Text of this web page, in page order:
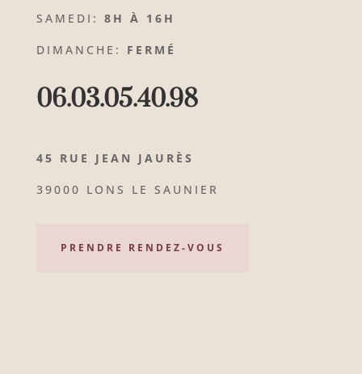
SAMEDI: 8H À 16H
DIMANCHE: FERMÉ
06.03.05.40.98
45 RUE JEAN JAURÈS
39000 LONS LE SAUNIER
PRENDRE RENDEZ-VOUS